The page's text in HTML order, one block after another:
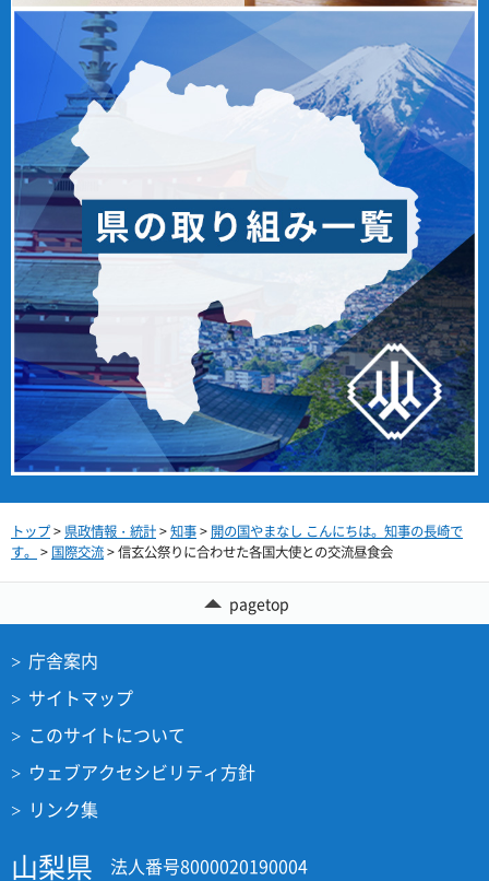
トップ> 県政情報・統計>知事> 開の国やまなし こんにちは。知事の長崎で
す。 > 国際交流> 信玄公祭りに合わせた各国大使との交流昼食会
pagetop
庁舎案内
サイトマップ
このサイトについて
ウェブアクセシビリティ方針
リンク集
山梨県 法人番号8000020190004